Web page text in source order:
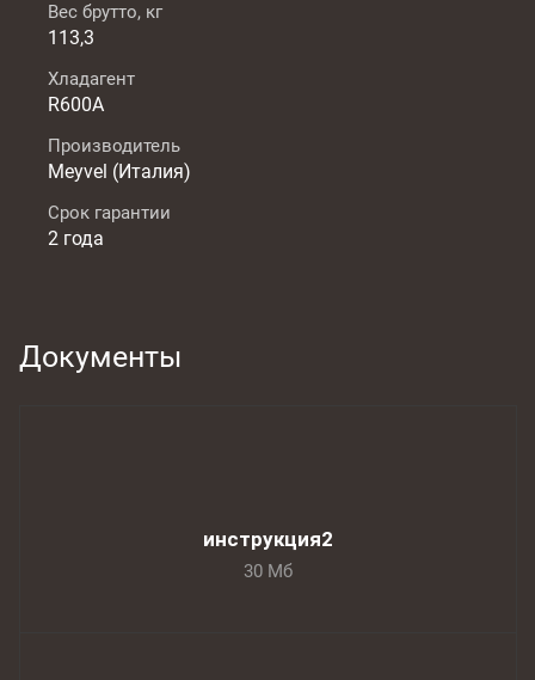
Вес брутто, кг
113,3
Хладагент
R600A
Производитель
Meyvel (Италия)
Срок гарантии
2 года
Документы
инструкция2
30 Мб